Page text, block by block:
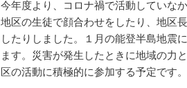
今年度より、コロナ禍で活動していな
地区の生徒で顔合わせをしたり、地区
したりしました。１月の能登半島地震
ます。災害が発生したときに地域の力
区の活動に積極的に参加する予定です。